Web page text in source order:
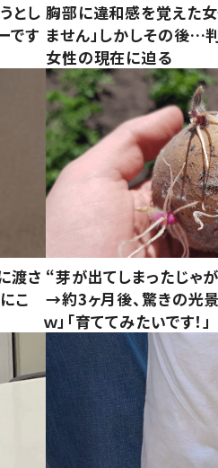
とし
です
胸部に違和感を覚えた
ません」しかしその後…
女性の現在に迫る
渡さ
こ
“芽が出てしまったじゃ
→約3ヶ月後、驚きの光
ｗ」「育ててみたいです！」